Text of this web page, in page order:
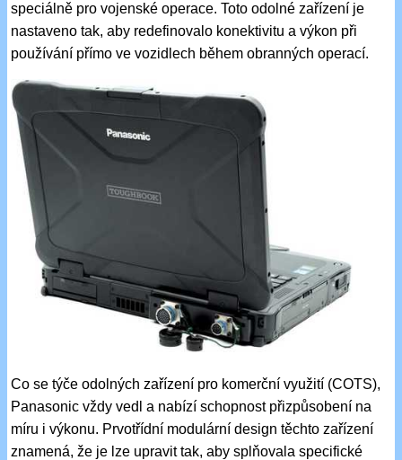
speciálně pro vojenské operace. Toto odolné zařízení je
nastaveno tak, aby redefinovalo konektivitu a výkon při
používání přímo ve vozidlech během obranných operací.
Co se týče odolných zařízení pro komerční využití (COTS),
Panasonic vždy vedl a nabízí schopnost přizpůsobení na
míru i výkonu. Prvotřídní modulární design těchto zařízení
znamená, že je lze upravit tak, aby splňovala specifické